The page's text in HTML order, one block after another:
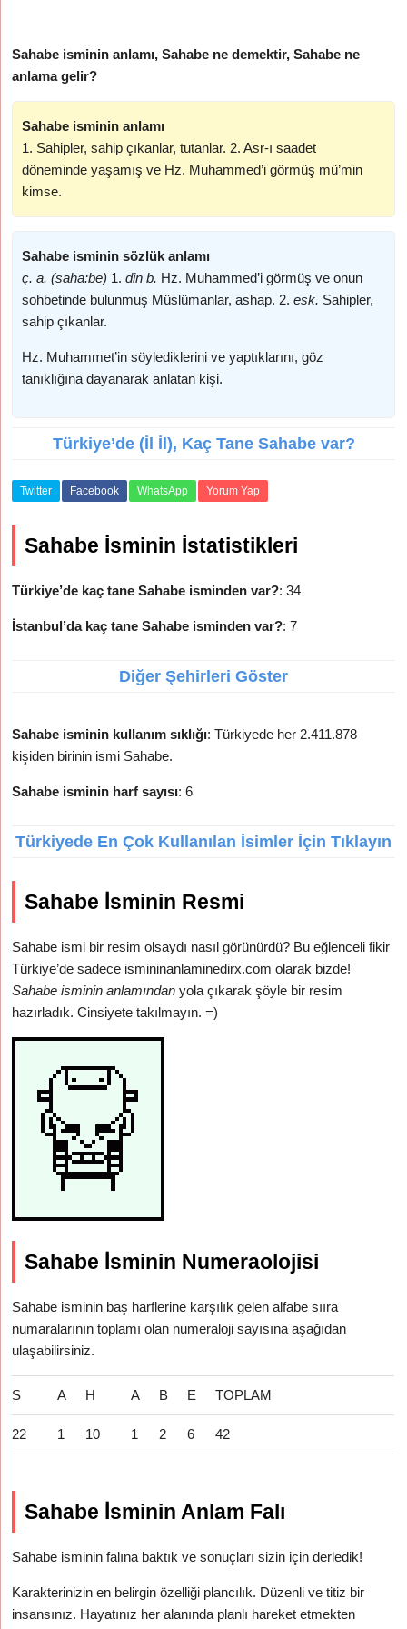
Sahabe isminin anlamı, Sahabe ne demektir, Sahabe ne
anlama gelir?
Sahabe isminin anlamı
1. Sahipler, sahip çıkanlar, tutanlar. 2. Asr-ı saadet
döneminde yaşamış ve Hz. Muhammed’i görmüş mü’min
kimse.
Sahabe isminin sözlük anlamı
ç. a. (saha:be) 1.din b. Hz. Muhammed’i görmüş ve onun
sohbetinde bulunmuş Müslümanlar, ashap. 2.esk. Sahipler,
sahip çıkanlar.
Hz. Muhammet’in söylediklerini ve yaptıklarını, göz
tanıklığına dayanarak anlatan kişi.
Türkiye’de (İl İl), Kaç Tane Sahabe var?
Twitter Facebook WhatsApp Yorum Yap
Sahabe İsminin İstatistikleri
Türkiye’de kaç tane Sahabe isminden var?: 34
İstanbul’da kaç tane Sahabe isminden var?: 7
Diğer Şehirleri Göster
Sahabe isminin kullanım sıklığı: Türkiyede her 2.411.878
kişiden birinin ismi Sahabe.
Sahabe isminin harf sayısı: 6
Türkiyede En Çok Kullanılan İsimler İçin Tıklayın
Sahabe İsminin Resmi
Sahabe ismi bir resim olsaydı nasıl görünürdü? Bu eğlenceli fikir
Türkiye’de sadece ismininanlaminedirx.com olarak bizde!
Sahabe isminin anlamından yola çıkarak şöyle bir resim
hazırladık. Cinsiyete takılmayın. =)
Sahabe İsminin Numeraolojisi
Sahabe isminin baş harflerine karşılık gelen alfabe sııra
numaralarının toplamı olan numeraloji sayısına aşağıdan
ulaşabilirsiniz.
S A H A B E TOPLAM
22 1 10 1 2 6 42
Sahabe İsminin Anlam Falı
Sahabe isminin falına baktık ve sonuçları sizin için derledik!
Karakterinizin en belirgin özelliği plancılık. Düzenli ve titiz bir
insansınız. Hayatınız her alanında planlı hareket etmekten